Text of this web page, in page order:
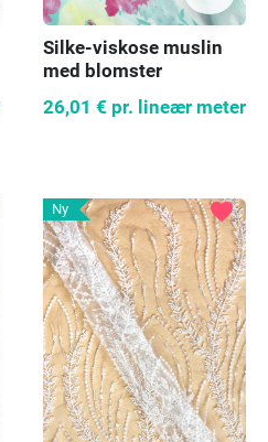
Silke-viskose muslin
med blomster
26,01 € pr. lineær meter
Ny favorite